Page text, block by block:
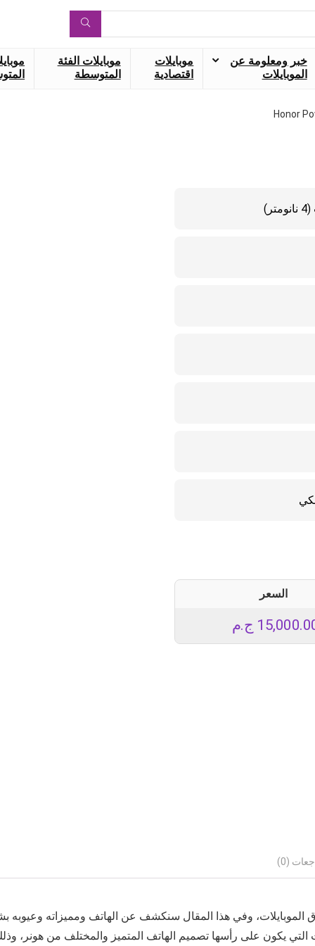
خبر ومعلومة عن
الموبايلات
موبايلات
اقتصادية
موبايلات الفئة
المتوسطة
السعر
ج.م
(0)
وفي هذا المقال سنكشف عن الهاتف ومميزاته
التي يكون على رأسها تصميم الهاتف المتميز والمختلف من هونر،